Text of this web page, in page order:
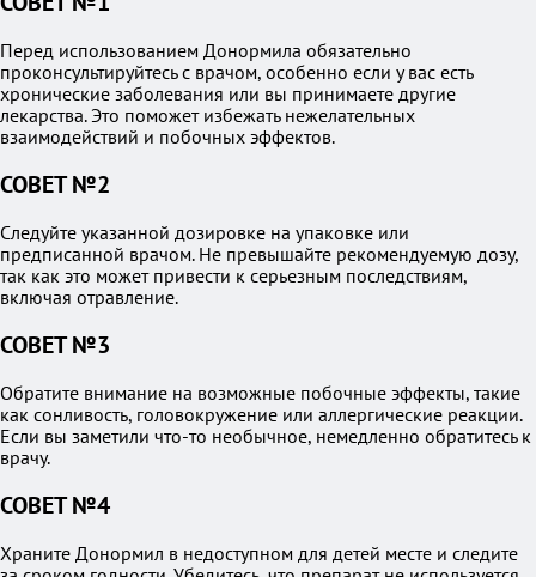
Перед использованием Донормила обязательно
проконсультируйтесь с врачом, особенно если у вас есть
хронические заболевания или вы принимаете другие
лекарства. Это поможет избежать нежелательных
взаимодействий и побочных эффектов.
СОВЕТ №2
Следуйте указанной дозировке на упаковке или
предписанной врачом. Не превышайте рекомендуемую дозу,
так как это может привести к серьезным последствиям,
включая отравление.
СОВЕТ №3
Обратите внимание на возможные побочные эффекты, такие
как сонливость, головокружение или аллергические реакции.
Если вы заметили что-то необычное, немедленно обратитесь к
врачу.
СОВЕТ №4
Храните Донормил в недоступном для детей месте и следите